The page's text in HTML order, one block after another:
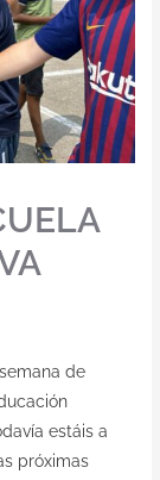
de
estáis a
próximas